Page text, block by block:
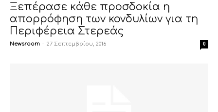
Ξεπέρασε κάθε προσδοκία η
απορρόφηση των κονδυλίων για τη
Περιφέρεια Στερεάς
Newsroom - 27 Σεπτεμβρίου, 2016 0